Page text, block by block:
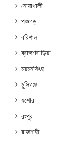
নোয়াখালী
পঞ্চগড়
বরিশাল
ব্রাহ্মণবাড়িয়া
ময়মনসিংহ
মুন্সিগঞ্জ
যশোর
রংপুর
রাজশাহী